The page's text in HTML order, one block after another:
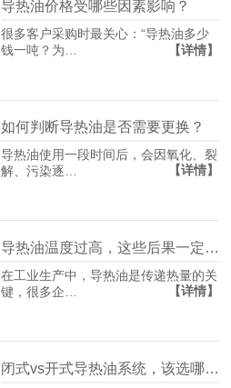
导热油价格受哪些因素影响？
很多客户采购时最关心：“导热油多少
钱一吨？为…
【详情】
如何判断导热油是否需要更换？
导热油使用一段时间后，会因氧化、裂
解、污染逐…
【详情】
导热油温度过高，这些后果一定要重视
在工业生产中，导热油是传递热量的关
键，很多企…
【详情】
闭式vs开式导热油系统，该选哪种？